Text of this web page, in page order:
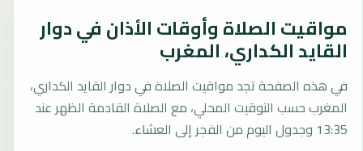
مواقيت الصلاة وأوقات الأذان في دوار
القايد الكداري، المغرب
في هذه الصفحة تجد مواقيت الصلاة في دوار القايد الكداري،
المغرب حسب التوقيت المحلي، مع الصلاة القادمة الظهر عند
13:35 وجدول اليوم من الفجر إلى العشاء.